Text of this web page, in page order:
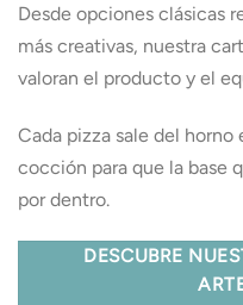
Desde opciones clásicas
más creativas, nuestra
valoran el producto y el
Cada pizza sale del
cocción para que la base
por dentro.
DESCUBRE